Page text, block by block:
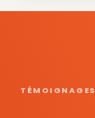
TÉMOIGNAGES